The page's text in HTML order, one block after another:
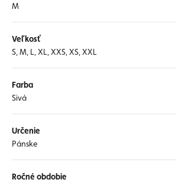
M
Veľkosť
S, M, L, XL, XXS, XS, XXL
Farba
Sivá
Určenie
Pánske
Ročné obdobie